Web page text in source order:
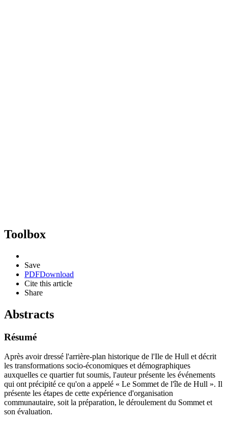
Toolbox
Save
PDFDownload
Cite this article
Share
Abstracts
Résumé
Après avoir dressé l'arrière-plan historique de l'Ile de Hull et décrit
les transformations socio-économiques et démographiques
auxquelles ce quartier fut soumis, l'auteur présente les événements
qui ont précipité ce qu'on a appelé « Le Sommet de l'île de Hull ». Il
présente les étapes de cette expérience d'organisation
communautaire, soit la préparation, le déroulement du Sommet et
son évaluation.